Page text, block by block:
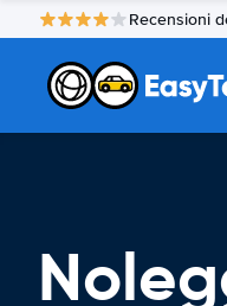
Recensioni